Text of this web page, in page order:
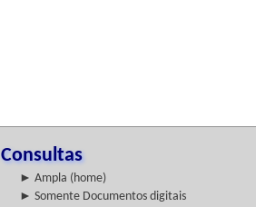
Consultas
► Ampla (home)
► Somente Documentos digitais